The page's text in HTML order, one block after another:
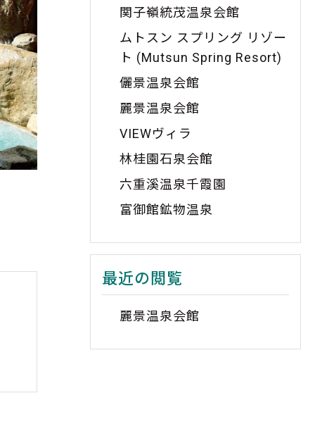
関子嶺統茂温泉会館
ムトスン スプリング リゾー
ト (Mutsun Spring Resort)
儷景温泉会館
麗景温泉会館
VIEWヴィラ
林桂園石泉会館
六重溪温泉千霞園
富御館鉱物温泉
最近の閲覧
麗景温泉会館